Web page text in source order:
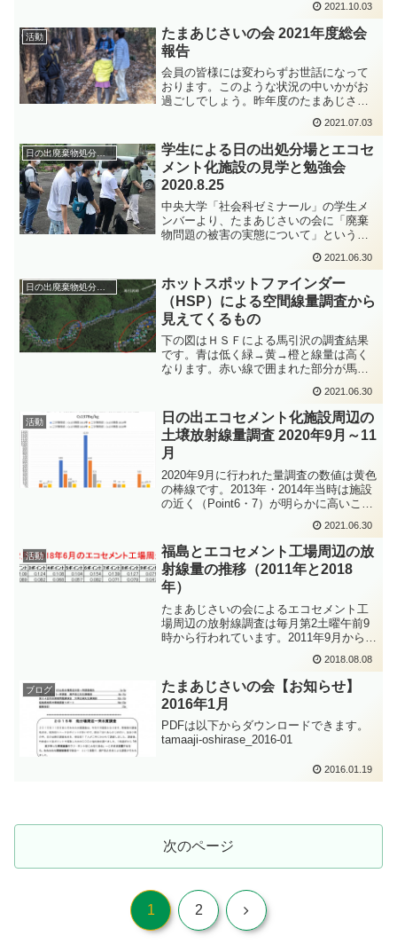
月行ってきました。詳細な調査結果は、
当会のホームページ等に記載されている
ので省きます。しかし、...
2021.10.03
活動
たまあじさいの会 2021年度総会
報告
会員の皆様には変わらずお世話になって
おります。このような状況の中いかがお
過ごしでしょう。昨年度のたまあじさい
終わらせることができました。3月の末、
福島の田村市大越地区にあるバイオマス
発電所見学し、地元住民...
2021.07.03
日の出廃棄物処分場周辺の環境調査
学生による日の出処分場とエコセ
メント化施設の見学と勉強会
2020.8.25
中央大学「社会科ゼミナール」の学生メ
ンバーより、たまあじさいの会に「廃棄
物問題の被害の実態について」というテ
た。現地を見てもらった後、日の出の処
分場問題と環境汚染について話したほう
が良いのではということに...
2021.06.30
日の出廃棄物処分場周辺の環境調査
ホットスポットファインダー
（HSP）による空間線量調査から
見えてくるもの
下の図はＨＳＦによる馬引沢の調査結果
です。青は低く緑→黄→橙と線量は高く
なります。赤い線で囲まれた部分が馬引
取れます（0.1μ㏜～0.06μ㏜）。この地域
の植生は荒れていて、多くの植物に異常
が見られる（写...
2021.06.30
活動
日の出エコセメント化施設周辺の
土壌放射線量調査 2020年9月～11
月
2020年9月に行われた量調査の数値は黄色
の棒線です。2013年・2014年当時は施設
の近く（Point6・7）が明らかに高いこと
査ではほとんどの地点に大きな差が見ら
れませんでした。東日本測定マップのデ
ー...
2021.06.30
活動
福島とエコセメント工場周辺の放
射線量の推移（2011年と2018
年）
たまあじさいの会によるエコセメント工
場周辺の放射線調査は毎月第2土曜午前9
時から行われています。2011年9月から始
メント裁判では工場からの放射能汚染の
実態を明らかにする手立てとなった。今
年度の総会の活動...
2018.08.08
ブログ
たまあじさいの会【お知らせ】
2016年1月
PDFは以下からダウンロードできます。
tamaaji-oshirase_2016-01
2016.01.19
次のページ
1 2 次